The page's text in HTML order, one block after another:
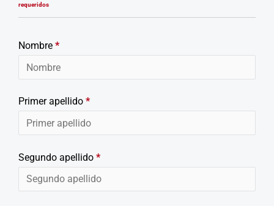
requeridos
Nombre *
Primer apellido *
Segundo apellido *